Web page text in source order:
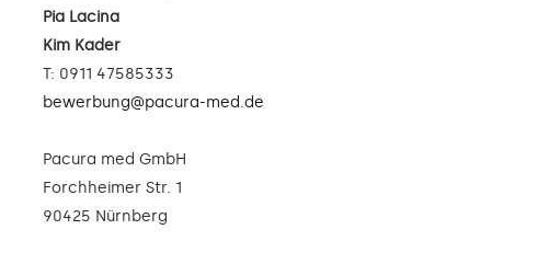
Pia Lacina
Kim Kader
T: 0911 47585333
bewerbung@pacura-med.de
Pacura med GmbH
Forchheimer Str. 1
90425 Nürnberg